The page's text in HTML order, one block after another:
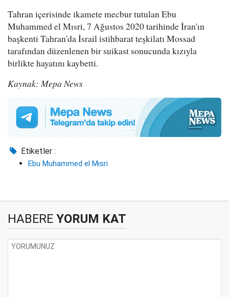
Tahran içerisinde ikamete mecbur tutulan Ebu
Muhammed el Mısri, 7 Ağustos 2020 tarihinde İran'ın
başkenti Tahran'da İsrail istihbarat teşkilatı Mossad
tarafından düzenlenen bir suikast sonucunda kızıyla
birlikte hayatını kaybetti.
Kaynak: Mepa News
Etiketler :
Ebu Muhammed el Mısri
HABERE YORUM KAT